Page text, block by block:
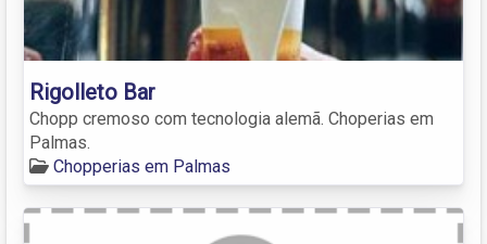
Rigolleto Bar
Chopp cremoso com tecnologia alemã. Choperias em
Palmas.
Chopperias em Palmas